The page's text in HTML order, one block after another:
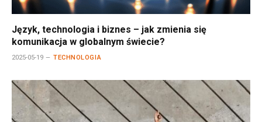
Język, technologia i biznes – jak zmienia się
komunikacja w globalnym świecie?
2025-05-19 TECHNOLOGIA